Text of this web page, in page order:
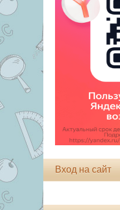
Вход на сайт